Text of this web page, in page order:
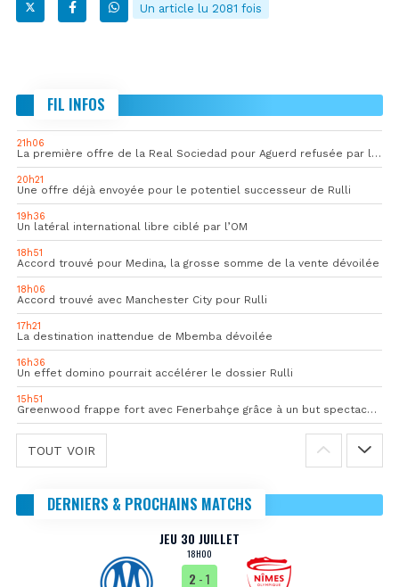
Un article lu 2081 fois
FIL INFOS
21h06
La première offre de la Real Sociedad pour Aguerd refusée par l’OM
20h21
Une offre déjà envoyée pour le potentiel successeur de Rulli
19h36
Un latéral international libre ciblé par l’OM
18h51
Accord trouvé pour Medina, la grosse somme de la vente dévoilée
18h06
Accord trouvé avec Manchester City pour Rulli
17h21
La destination inattendue de Mbemba dévoilée
16h36
Un effet domino pourrait accélérer le dossier Rulli
15h51
Greenwood frappe fort avec Fenerbahçe grâce à un but spectaculaire
TOUT VOIR
DERNIERS & PROCHAINS MATCHS
JEU 30 JUILLET
18H00
2 - 1